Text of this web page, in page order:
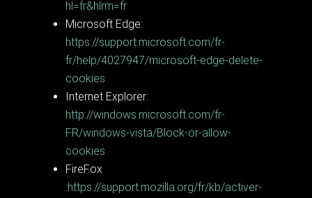
hl=fr&hlrm=fr
Microsoft Edge:
https://support.microsoft.com/fr-
fr/help/4027947/microsoft-edge-delete-
cookies
Internet Explorer:
http://windows.microsoft.com/fr-
FR/windows-vista/Block-or-allow-
cookies
FireFox
:https://support.mozilla.org/fr/kb/activer-